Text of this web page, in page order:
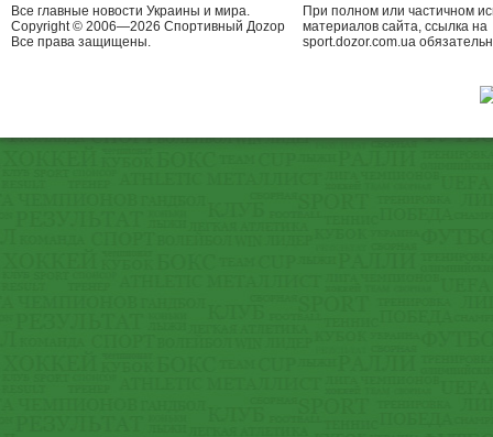
Все главные новости Украины и мира.
Copyright © 2006—2026 Спортивный Доzор
Все права защищены.
При полном или частичном
материалов сайта, ссылка на
sport.dozor.com.ua